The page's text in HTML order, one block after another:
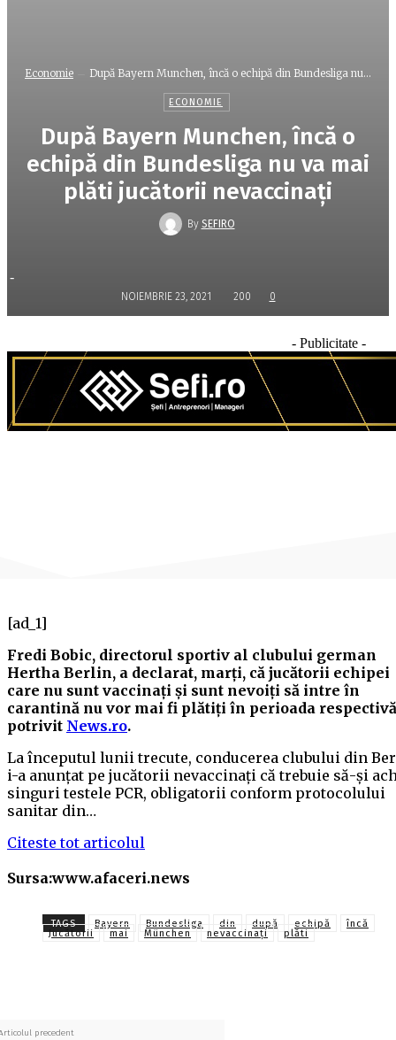
Economie După Bayern Munchen, încă o echipă din Bundesliga nu...
ECONOMIE
După Bayern Munchen, încă o
echipă din Bundesliga nu va mai
plăti jucătorii nevaccinați
By SEFIRO
-
NOIEMBRIE 23, 2021 200 0
- Publicitate -
[ad_1]
Fredi Bobic, directorul sportiv al clubului german
Hertha Berlin, a declarat, marţi, că jucătorii echipei
care nu sunt vaccinaţi şi sunt nevoiţi să intre în
carantină nu vor mai fi plătiţi în perioada
potrivit News.ro.
La începutul lunii trecute, conducerea clubului din
i-a anunţat pe jucătorii nevaccinaţi că trebuie să-şi
singuri testele PCR, obligatorii conform protocolului
sanitar din…
Citeste tot articolul
Sursa:www.afaceri.news
TAGS Bayern Bundesliga din după echipă
încă
Jucătorii
mai München nevaccinați plăti
precedent